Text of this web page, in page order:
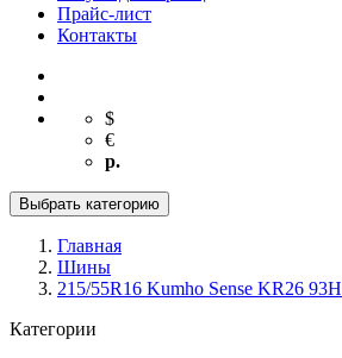
Прайс-лист
Контакты
$
€
р.
Выбрать категорию
Главная
Шины
215/55R16 Kumho Sense KR26 93H
Категории